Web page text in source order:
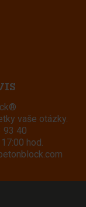
vaše otázky.
93 40
hod.